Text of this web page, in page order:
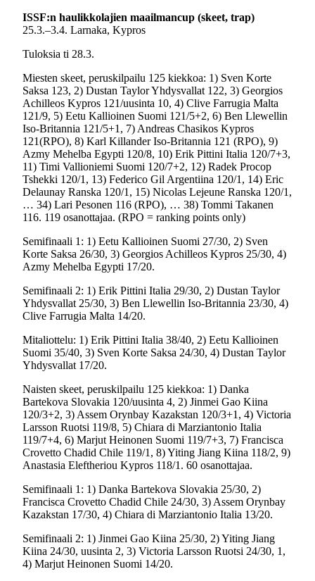
ISSF:n haulikkolajien maailmancup (skeet, trap)
25.3.–3.4. Larnaka, Kypros
Tuloksia ti 28.3.
Miesten skeet, peruskilpailu 125 kiekkoa: 1) Sven Korte
Saksa 123, 2) Dustan Taylor Yhdysvallat 122, 3) Georgios
Achilleos Kypros 121/uusinta 10, 4) Clive Farrugia Malta
121/9, 5) Eetu Kallioinen Suomi 121/5+2, 6) Ben Llewellin
Iso-Britannia 121/5+1, 7) Andreas Chasikos Kypros
121(RPO), 8) Karl Killander Iso-Britannia 121 (RPO), 9)
Azmy Mehelba Egypti 120/8, 10) Erik Pittini Italia 120/7+3,
11) Timi Vallioniemi Suomi 120/7+2, 12) Radek Procop
Tshekki 120/1, 13) Federico Gil Argentiina 120/1, 14) Eric
Delaunay Ranska 120/1, 15) Nicolas Lejeune Ranska 120/1,
… 34) Lari Pesonen 116 (RPO), … 38) Tommi Takanen
116. 119 osanottajaa. (RPO = ranking points only)
Semifinaali 1: 1) Eetu Kallioinen Suomi 27/30, 2) Sven
Korte Saksa 26/30, 3) Georgios Achilleos Kypros 25/30, 4)
Azmy Mehelba Egypti 17/20.
Semifinaali 2: 1) Erik Pittini Italia 29/30, 2) Dustan Taylor
Yhdysvallat 25/30, 3) Ben Llewellin Iso-Britannia 23/30, 4)
Clive Farrugia Malta 14/20.
Mitaliottelu: 1) Erik Pittini Italia 38/40, 2) Eetu Kallioinen
Suomi 35/40, 3) Sven Korte Saksa 24/30, 4) Dustan Taylor
Yhdysvallat 17/20.
Naisten skeet, peruskilpailu 125 kiekkoa: 1) Danka
Bartekova Slovakia 120/uusinta 4, 2) Jinmei Gao Kiina
120/3+2, 3) Assem Orynbay Kazakstan 120/3+1, 4) Victoria
Larsson Ruotsi 119/8, 5) Chiara di Marziantonio Italia
119/7+4, 6) Marjut Heinonen Suomi 119/7+3, 7) Francisca
Crovetto Chadid Chile 119/1, 8) Yiting Jiang Kiina 118/2, 9)
Anastasia Eleftheriou Kypros 118/1. 60 osanottajaa.
Semifinaali 1: 1) Danka Bartekova Slovakia 25/30, 2)
Francisca Crovetto Chadid Chile 24/30, 3) Assem Orynbay
Kazakstan 17/30, 4) Chiara di Marziantonio Italia 13/20.
Semifinaali 2: 1) Jinmei Gao Kiina 25/30, 2) Yiting Jiang
Kiina 24/30, uusinta 2, 3) Victoria Larsson Ruotsi 24/30, 1,
4) Marjut Heinonen Suomi 14/20.